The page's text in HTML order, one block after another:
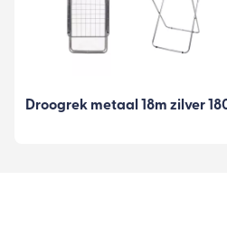
Droogrek metaal 18m zilver